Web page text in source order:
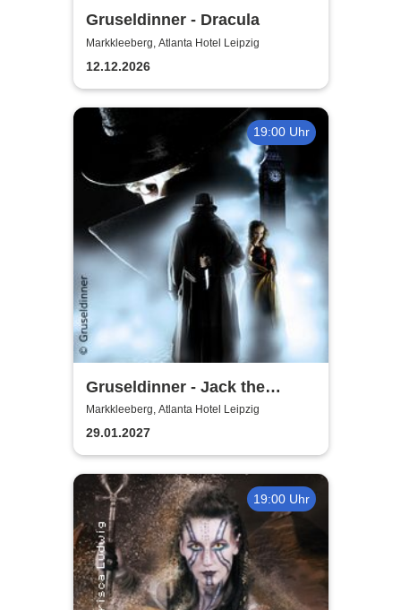
Gruseldinner - Dracula
Markkleeberg, Atlanta Hotel Leipzig
12.12.2026
19:00 Uhr
Gruseldinner - Jack the
Ripper
Markkleeberg, Atlanta Hotel Leipzig
29.01.2027
19:00 Uhr